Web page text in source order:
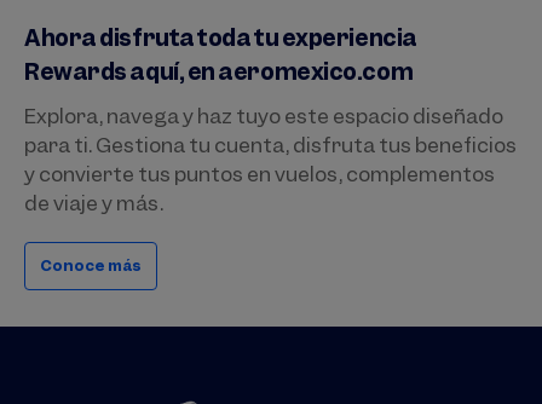
Ahora disfruta toda tu experiencia
Rewards aquí, en aeromexico.com
Explora, navega y haz tuyo este espacio diseñado
para ti. Gestiona tu cuenta, disfruta tus beneficios
y convierte tus puntos en vuelos, complementos
de viaje y más.
Conoce más